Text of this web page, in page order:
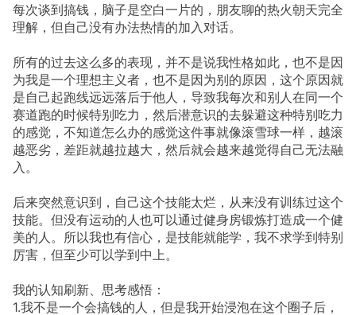
每次谈到搞钱，脑子是空白一片的，朋友聊的热火朝天完全
理解，但自己没有办法热情的加入对话。
所有的过去这么多的表现，并不是说我性格如此，也不是因
为我是一个理想主义者，也不是因为别的原因，这个原因就
是自己起跑线远远落后于他人，导致我每次和别人在同一个
赛道跑的时候特别吃力，然后潜意识的去躲避这种特别吃力
的感觉，不知道怎么办的感觉这件事就像滚雪球一样，越滚
越恶劣，差距就越拉越大，然后就会越来越觉得自己无法融
入。
后来突然意识到，自己这个技能太烂，从来没有训练过这个
技能。但没有运动的人也可以通过健身房锻炼打造成一个健
美的人。所以我也有信心，是技能就能学，我不求学到特别
厉害，但至少可以学到中上。
我的认知刷新、思考感悟：
1.我不是一个会搞钱的人，但是我开始浸泡在这个圈子后，